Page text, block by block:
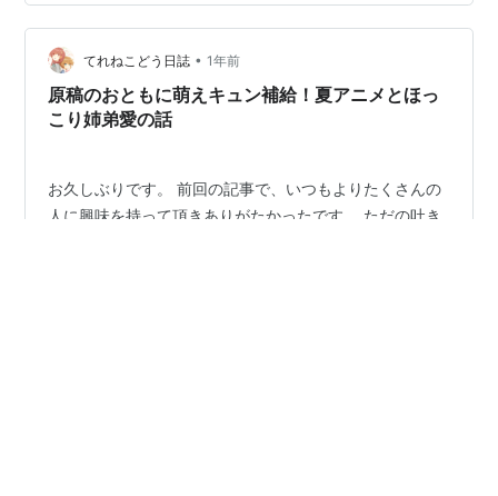
体操服の姉弟をフィギュア化してもらいましたが すごい
ですよね! あまりの出来の良さにここは天国なのか？と幸
せ一杯になりました。 お店で売っているレベルです
よ〜！ 実は、上の…
てれねこどう日誌 • 1年前
原稿のおともに萌えキュン補給！夏アニメとほっ
こり姉弟愛の話